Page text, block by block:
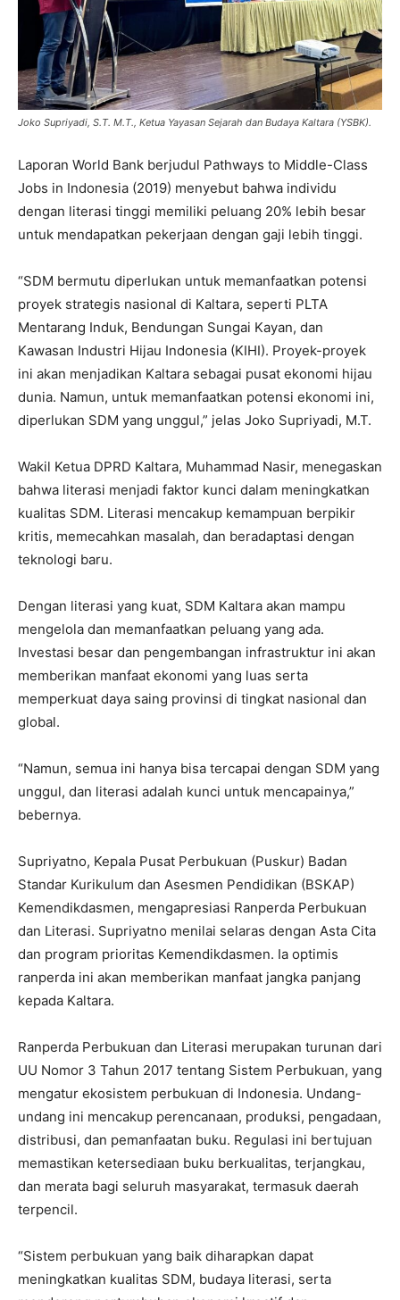
Joko Supriyadi, S.T. M.T., Ketua Yayasan Sejarah dan Budaya Kaltara (YSBK).
Laporan World Bank berjudul Pathways to Middle-Class
Jobs in Indonesia (2019) menyebut bahwa individu
dengan literasi tinggi memiliki peluang 20% lebih besar
untuk mendapatkan pekerjaan dengan gaji lebih tinggi.
“SDM bermutu diperlukan untuk memanfaatkan potensi
proyek strategis nasional di Kaltara, seperti PLTA
Mentarang Induk, Bendungan Sungai Kayan, dan
Kawasan Industri Hijau Indonesia (KIHI). Proyek-proyek
ini akan menjadikan Kaltara sebagai pusat ekonomi hijau
dunia. Namun, untuk memanfaatkan potensi ekonomi ini,
diperlukan SDM yang unggul,” jelas Joko Supriyadi, M.T.
Wakil Ketua DPRD Kaltara, Muhammad Nasir, menegaskan
bahwa literasi menjadi faktor kunci dalam meningkatkan
kualitas SDM. Literasi mencakup kemampuan berpikir
kritis, memecahkan masalah, dan beradaptasi dengan
teknologi baru.
Dengan literasi yang kuat, SDM Kaltara akan mampu
mengelola dan memanfaatkan peluang yang ada.
Investasi besar dan pengembangan infrastruktur ini akan
memberikan manfaat ekonomi yang luas serta
memperkuat daya saing provinsi di tingkat nasional dan
global.
“Namun, semua ini hanya bisa tercapai dengan SDM yang
unggul, dan literasi adalah kunci untuk mencapainya,”
bebernya.
Supriyatno, Kepala Pusat Perbukuan (Puskur) Badan
Standar Kurikulum dan Asesmen Pendidikan (BSKAP)
Kemendikdasmen, mengapresiasi Ranperda Perbukuan
dan Literasi. Supriyatno menilai selaras dengan Asta Cita
dan program prioritas Kemendikdasmen. Ia optimis
ranperda ini akan memberikan manfaat jangka panjang
kepada Kaltara.
Ranperda Perbukuan dan Literasi merupakan turunan dari
UU Nomor 3 Tahun 2017 tentang Sistem Perbukuan, yang
mengatur ekosistem perbukuan di Indonesia. Undang-
undang ini mencakup perencanaan, produksi, pengadaan,
distribusi, dan pemanfaatan buku. Regulasi ini bertujuan
memastikan ketersediaan buku berkualitas, terjangkau,
dan merata bagi seluruh masyarakat, termasuk daerah
terpencil.
“Sistem perbukuan yang baik diharapkan dapat
meningkatkan kualitas SDM, budaya literasi, serta